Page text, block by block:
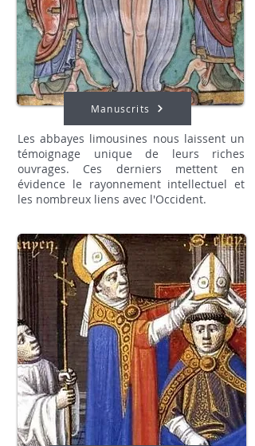
Manuscrits
Les abbayes limousines nous laissent un
témoignage unique de leurs riches
ouvrages. Ces derniers mettent en
évidence le rayonnement intellectuel et
les nombreux liens avec l'Occident.